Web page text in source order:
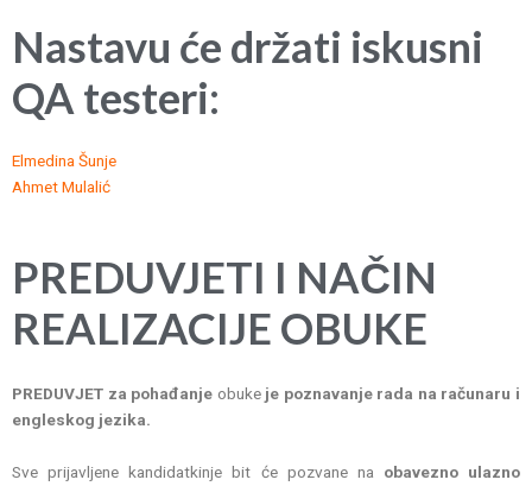
Nastavu će držati iskusni
QA testeri:
Elmedina Šunje
Ahmet Mulalić
PREDUVJETI I NAČIN
REALIZACIJE OBUKE
PREDUVJET za pohađanje obuke je poznavanje rada na računaru i
engleskog jezika.
Sve prijavljene kandidatkinje bit će pozvane na obavezno ulazno